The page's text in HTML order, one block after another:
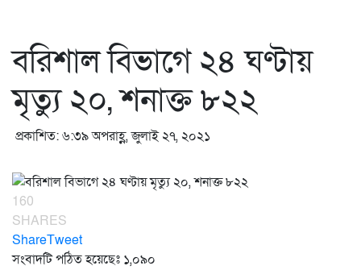
বরিশাল বিভাগে ২৪ ঘণ্টায়
মৃত্যু ২০, শনাক্ত ৮২২
প্রকাশিত: ৬:৩৯ অপরাহ্ণ, জুলাই ২৭, ২০২১
160
SHARES
ShareTweet
সংবাদটি পঠিত হয়েছেঃ ১,০৯০